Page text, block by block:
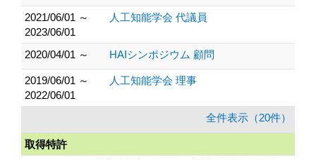
2021/06/01 ～
2023/06/01
人工知能学会 代議員
2020/04/01 ～ HAIシンポジウム 顧問
2019/06/01 ～
2022/06/01
人工知能学会 理事
全件表示（20件）
取得特許